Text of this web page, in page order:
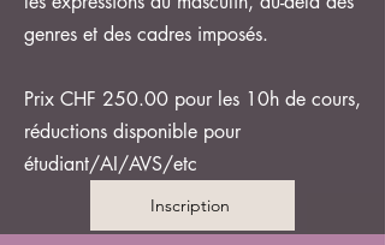
genres et des cadres imposés.
Prix CHF 250.00 pour les 10h de cours,
réductions disponible pour
étudiant/AI/AVS/etc
Inscription